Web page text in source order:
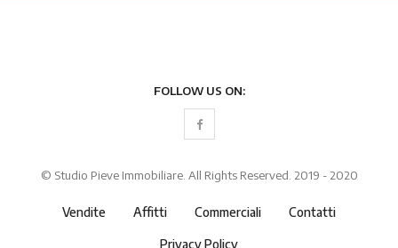
FOLLOW US ON:
© Studio Pieve Immobiliare. All Rights Reserved. 2019 - 2020
Vendite Affitti Commerciali Contatti
Privacy Policy